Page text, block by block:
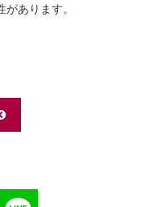
あります。